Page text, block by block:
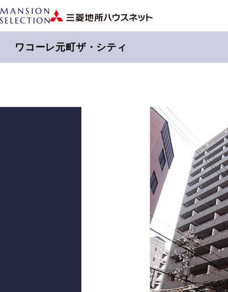
ワコーレ元町ザ・シティ